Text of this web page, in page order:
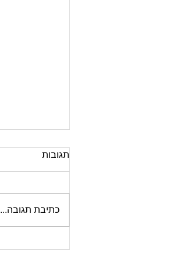
תגובות
כתיבת תגובה...